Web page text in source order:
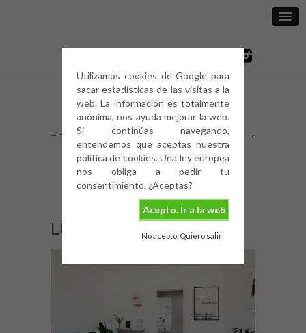
Utilizamos cookies de Google para
sacar estadísticas de las visitas a la
web. La información es totalmente
anónima, nos ayuda mejorar la web.
Si continúas navegando,
entendemos que aceptas nuestra
política de cookies. Una ley europea
nos obliga a pedir tu
consentimiento. ¿Aceptas?
Acepto. Ir a la web
No acepto. Quiero salir
LU214